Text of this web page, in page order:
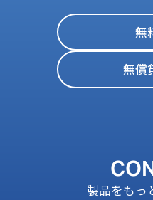
無
無償
製品をもっ